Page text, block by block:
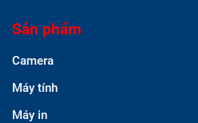
Sản phẩm
Camera
Máy tính
Máy in